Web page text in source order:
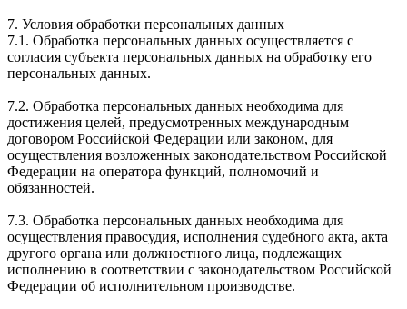
7. Условия обработки персональных данных
7.1. Обработка персональных данных осуществляется с
согласия субъекта персональных данных на обработку его
персональных данных.
7.2. Обработка персональных данных необходима для
достижения целей, предусмотренных международным
договором Российской Федерации или законом, для
осуществления возложенных законодательством Российской
Федерации на оператора функций, полномочий и
обязанностей.
7.3. Обработка персональных данных необходима для
осуществления правосудия, исполнения судебного акта, акта
другого органа или должностного лица, подлежащих
исполнению в соответствии с законодательством Российской
Федерации об исполнительном производстве.